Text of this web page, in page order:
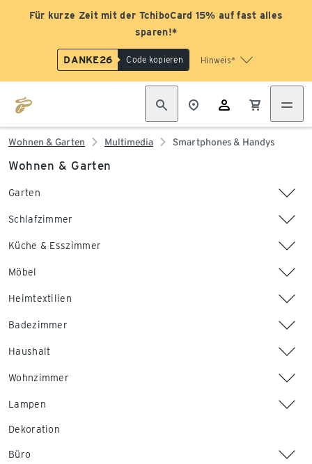
Für kurze Zeit mit der TchiboCard 15% auf fast alles
sparen!*
DANKE26 Code kopieren Hinweis*
Wohnen & Garten Multimedia Smartphones & Handys
Wohnen & Garten
Garten
Schlafzimmer
Küche & Esszimmer
Möbel
Heimtextilien
Badezimmer
Haushalt
Wohnzimmer
Lampen
Dekoration
Büro